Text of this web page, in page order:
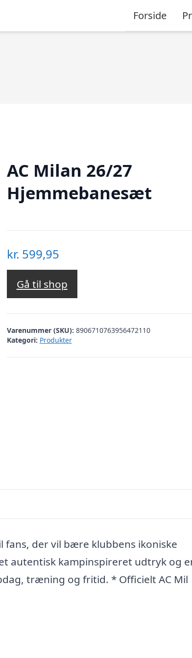
Forside
AC Milan 26/27
Hjemmebanesæt
kr. 599,95
Gå til shop
Varenummer (SKU): 8906710763956472110
Kategori: Produkter
fans, der vil bære klubbens ikoniske
autentisk kampinspireret udtryk og
træning og fritid. * Officielt AC Mil